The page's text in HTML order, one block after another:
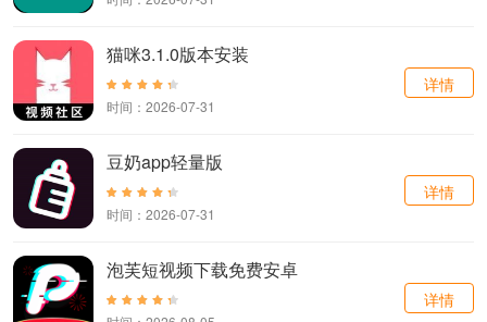
猫咪3.1.0版本安装
时间：2026-07-31
详情
豆奶app轻量版
时间：2026-07-31
详情
泡芙短视频下载免费安卓
详情